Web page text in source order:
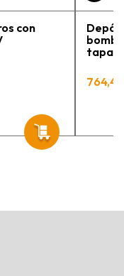
con
tapa y